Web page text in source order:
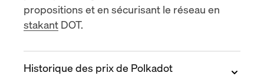
propositions et en sécurisant le réseau en
stakant DOT.
Historique des prix de Polkadot